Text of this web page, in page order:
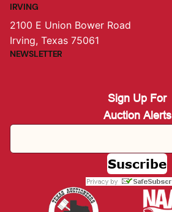
IRVING
2100 E Union Bower Road
Irving, Texas 75061
NEWSLETTER
Sign Up For
Auction Alerts